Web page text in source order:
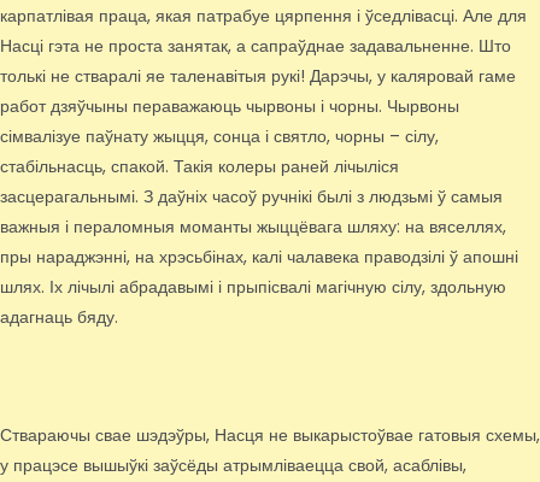
карпатлівая праца, якая патрабуе цярпення і ўседлівасці. Але для
Насці гэта не проста занятак, а сапраўднае задавальненне. Што
толькі не стваралі яе таленавітыя рукі! Дарэчы, у каляровай гаме
работ дзяўчыны пераважаюць чырвоны і чорны. Чырвоны
сімвалізуе паўнату жыцця, сонца і святло, чорны – сілу,
стабільнасць, спакой. Такія колеры раней лічыліся
засцерагальнымі. З даўніх часоў ручнікі былі з людзьмі ў самыя
важныя і пераломныя моманты жыццёвага шляху: на вяселлях,
пры нараджэнні, на хрэсьбінах, калі чалавека праводзілі ў апошні
шлях. Іх лічылі абрадавымі і прыпісвалі магічную сілу, здольную
адагнаць бяду.
Ствараючы свае шэдэўры, Насця не выкарыстоўвае гатовыя схемы,
у працэсе вышыўкі заўсёды атрымліваецца свой, асаблівы,